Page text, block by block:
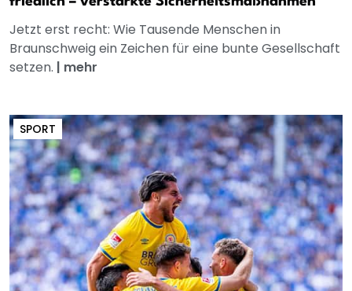
Jetzt erst recht: Wie Tausende Menschen in
Braunschweig ein Zeichen für eine bunte Gesellschaft
setzen. | mehr
SPORT